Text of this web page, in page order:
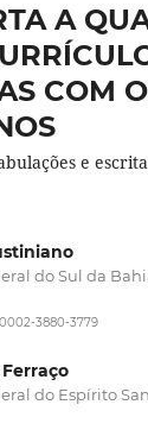
A
COM
e
do Sul da
3880-3779
do Espírito